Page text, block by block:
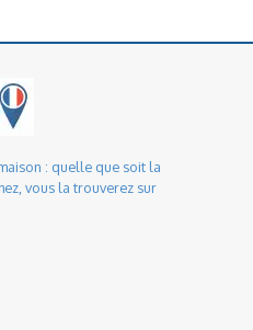
: quelle que soit la
vous la trouverez sur